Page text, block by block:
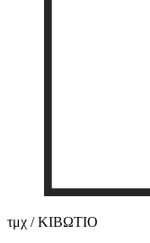
τμχ / ΚΙΒΩΤΙΟ